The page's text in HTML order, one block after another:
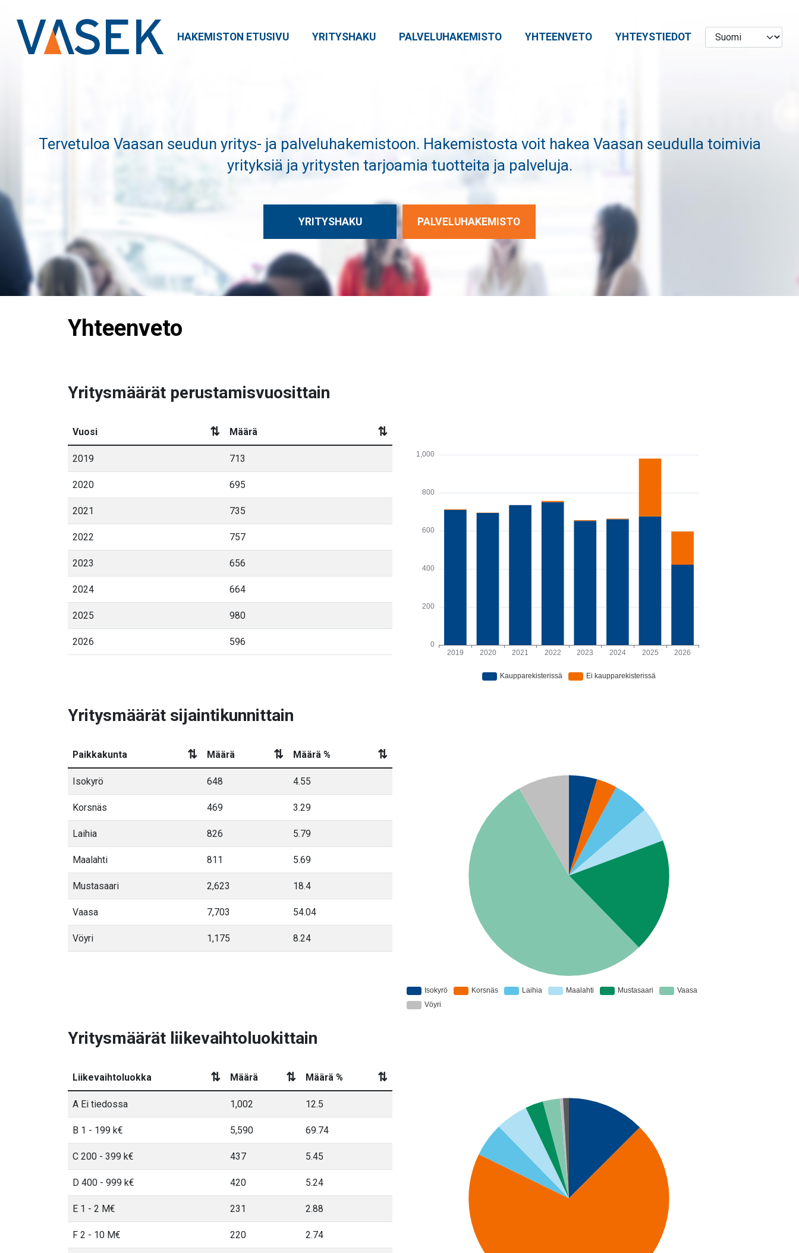
Tervetuloa Vaasan seudun yritys- ja palveluhakemistoon. Hakemistosta voit hakea Vaasan seudulla toimivia
yrityksiä ja yritysten tarjoamia tuotteita ja palveluja.
YRITYSHAKU PALVELUHAKEMISTO
HAKEMISTON ETUSIVU YRITYSHAKU PALVELUHAKEMISTO YHTEENVETO YHTEYSTIEDOT
Yhteenveto
Yritysmäärät perustamisvuosittain
Vuosi ⇅ Määrä ⇅
2019 713
2020 695
2021 735
2022 757
2023 656
2024 664
2025 980
2026 596
Yritysmäärät sijaintikunnittain
Paikkakunta ⇅ Määrä ⇅ Määrä % ⇅
Isokyrö 648 4.55
Korsnäs 469 3.29
Laihia 826 5.79
Maalahti 811 5.69
Mustasaari 2,623 18.4
Vaasa 7,703 54.04
Vöyri 1,175 8.24
Yritysmäärät liikevaihtoluokittain
Liikevaihtoluokka ⇅ Määrä ⇅ Määrä % ⇅
A Ei tiedossa 1,002 12.5
B 1 - 199 k€ 5,590 69.74
C 200 - 399 k€ 437 5.45
D 400 - 999 k€ 420 5.24
E 1 - 2 M€ 231 2.88
F 2 - 10 M€ 220 2.74